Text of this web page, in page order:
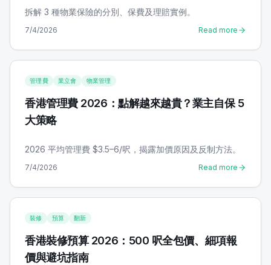
拆解 3 種物業保險的分別、保費及理賠實例。
7/4/2026 Read more
管理費 業立會 物業管理
香港管理費 2026：點解越來越貴？業主自保 5
大策略
2026 平均管理費 $3.5–6/呎，揭露加價原因及反制方法。
7/4/2026 Read more
裝修 預算 翻新
香港裝修預算 2026：500 呎全包價、細項報
價與避坑指南